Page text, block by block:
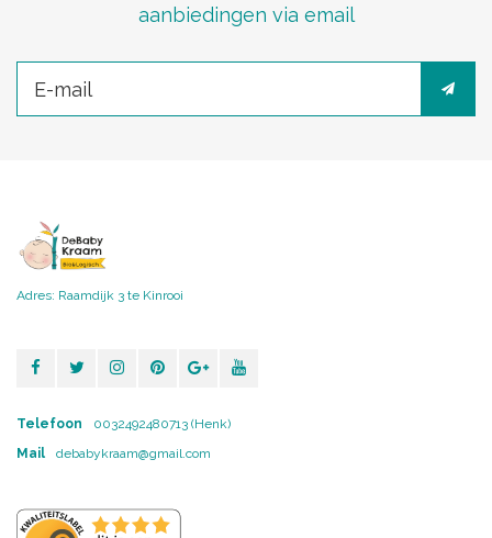
aanbiedingen via email
Adres: Raamdijk 3 te Kinrooi
Telefoon
0032492480713 (Henk)
Mail
debabykraam@gmail.com